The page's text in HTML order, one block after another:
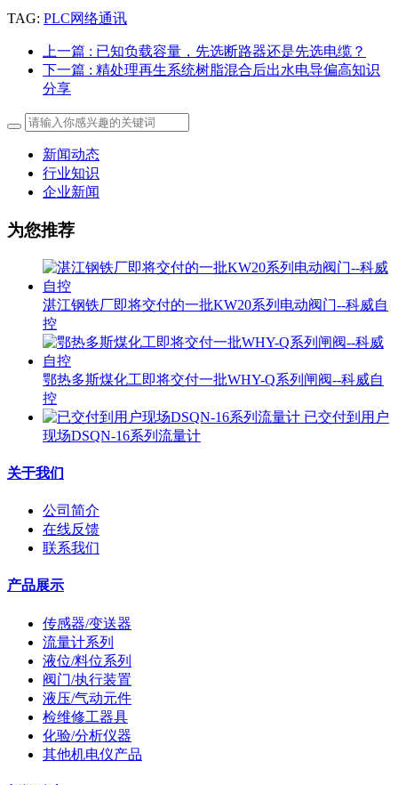
TAG: PLC网络通讯
上一篇 : 已知负载容量，先选断路器还是先选电缆？
下一篇 : 精处理再生系统树脂混合后出水电导偏高知识
分享
新闻动态
行业知识
企业新闻
为您推荐
湛江钢铁厂即将交付的一批KW20系列电动阀门--科威自
控
鄂热多斯煤化工即将交付一批WHY-Q系列闸阀--科威自
控
已交付到用户
现场DSQN-16系列流量计
关于我们
公司简介
在线反馈
联系我们
产品展示
传感器/变送器
流量计系列
液位/料位系列
阀门/执行装置
液压/气动元件
检维修工器具
化验/分析仪器
其他机电仪产品